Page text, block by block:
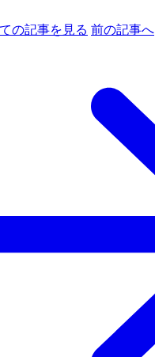
の記事を見る 前の記事へ